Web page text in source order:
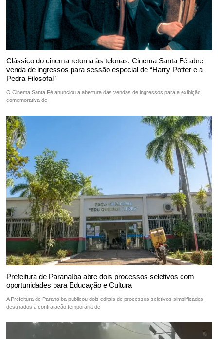
Clássico do cinema retorna às telonas: Cinema Santa Fé abre
venda de ingressos para sessão especial de “Harry Potter e a
Pedra Filosofal”
O Cinema Santa Fé anunciou a abertura das vendas de ingressos para a exibição
comemorativa de
Prefeitura de Paranaíba abre dois processos seletivos com
oportunidades para Educação e Cultura
A Prefeitura de Paranaíba publicou dois editais de processos seletivos simplificados
destinados à contratação temporária de